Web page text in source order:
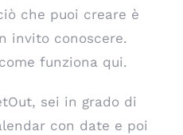
che puoi creare è
invito conoscere.
funziona qui.
sei in grado di
con date e poi